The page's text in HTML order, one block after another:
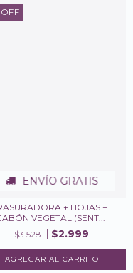
OFF
ENVÍO GRATIS
+ HOJAS +
VEGETAL (SENT...
$3.528
$2.999